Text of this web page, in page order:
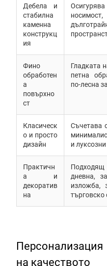
Дебела и
стабилна
каменна
конструкц
ия
Фино
обработен
а
повърхно
ст
Гладката
петна
по-лесна
Класическ
о и просто
дизайн
Съчетава
и
Практичн
а и
декоратив
на
Подходящ
дневна,
изложба,
на качеството